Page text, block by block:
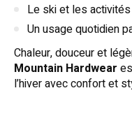
Le ski et les
Un usage quotidien
Chaleur, douceur et
Mountain Hardwear
l’hiver avec confort et